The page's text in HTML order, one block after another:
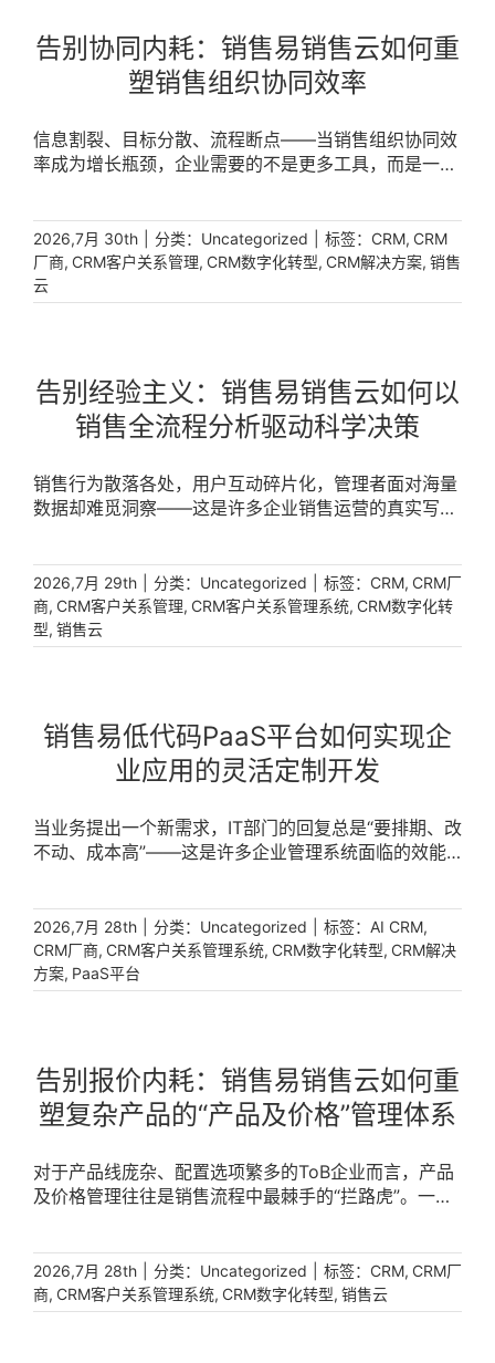
告别协同内耗：销售易销售云如何重
塑销售组织协同效率
信息割裂、目标分散、流程断点——当销售组织协同效
率成为增长瓶颈，企业需要的不是更多工具，而是一套
让团队协作从“人拉肩扛”走向系统驱动。 [...]
2026,7月 30th 分类： Uncategorized 标签： CRM, CRM
厂商, CRM客户关系管理, CRM数字化转型, CRM解决方案, 销售
云
告别经验主义：销售易销售云如何以
销售全流程分析驱动科学决策
销售行为散落各处，用户互动碎片化，管理者面对海量
数据却难觅洞察——这是许多企业销售运营的真实写
果、从用户到绩效的闭环分析体系。销售易销售云深度
融合最佳BI实践，将商业智能分析与流程绩效分析贯穿
于LTC全链路，让数据真正成为销售增长的导航仪。
[...]
2026,7月 29th 分类： Uncategorized 标签： CRM, CRM厂
商, CRM客户关系管理, CRM客户关系管理系统, CRM数字化转
型, 销售云
销售易低代码PaaS平台如何实现企
业应用的灵活定制开发
当业务提出一个新需求，IT部门的回复总是“要排期、改
不动、成本高”——这是许多企业管理系统面临的效能
引入一个能支撑对业务、用户界面全面开发乃至应用全
周期管理的PaaS平台。销售易Neo-Platform正为此而
生。 [...]
2026,7月 28th 分类： Uncategorized 标签： AI CRM,
CRM厂商, CRM客户关系管理系统, CRM数字化转型, CRM解决
方案, PaaS平台
告别报价内耗：销售易销售云如何重
塑复杂产品的“产品及价格”管理体系
对于产品线庞杂、配置选项繁多的ToB企业而言，产品
及价格管理往往是销售流程中最棘手的“拦路虎”。一份
险。企业亟需一套能够实现价格统一管控与折扣统一管
控的数字化工具，从根本上优化售卖流程。 [...]
2026,7月 28th 分类： Uncategorized 标签： CRM, CRM厂
商, CRM客户关系管理系统, CRM数字化转型, 销售云